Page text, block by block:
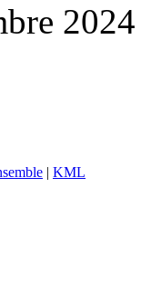
2024
| KML